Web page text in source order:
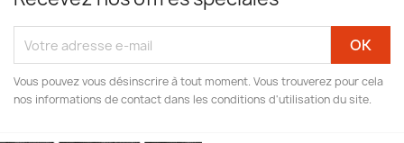
Vous pouvez vous désinscrire à tout moment. Vous trouverez pour cela
nos informations de contact dans les conditions d'utilisation du site.